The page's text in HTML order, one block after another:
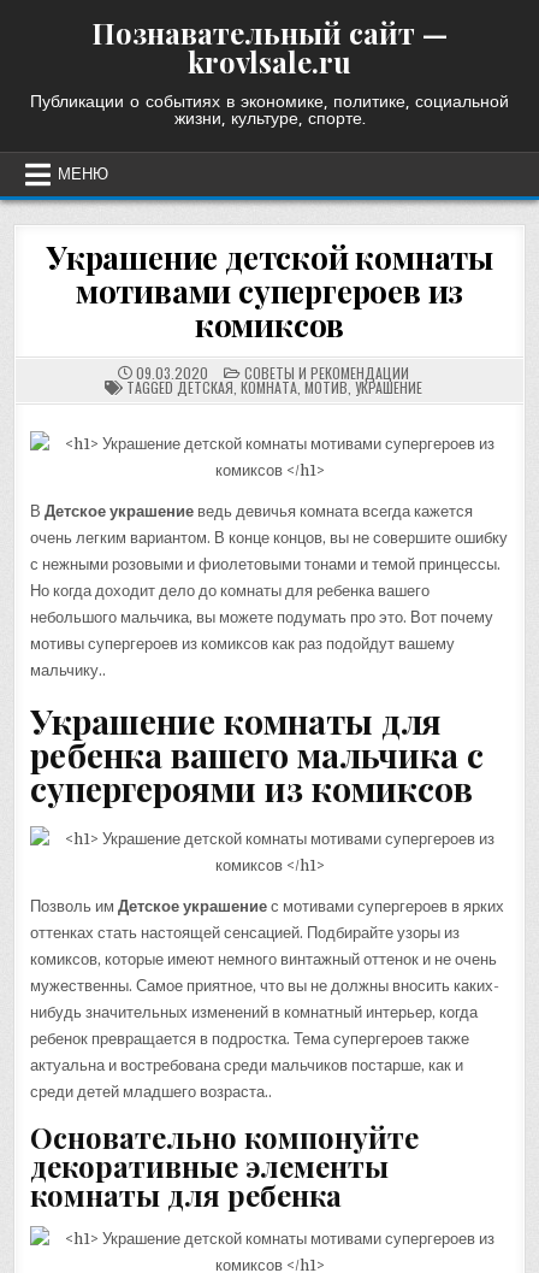
Познавательный сайт —
krovlsale.ru
Публикации о событиях в экономике, политике, социальной
жизни, культуре, спорте.
МЕНЮ
Украшение детской комнаты
мотивами супергероев из
комиксов
09.03.2020 POSTED
IN
СОВЕТЫ И РЕКОМЕНДАЦИИ
TAGGED ДЕТСКАЯ КОМНАТА МОТИВ УКРАШЕНИЕ
ВДетское украшение ведь девичья комната всегда кажется
очень легким вариантом. В конце концов, вы не совершите ошибку
с нежными розовыми и фиолетовыми тонами и темой принцессы.
Но когда доходит дело до комнаты для ребенка вашего
небольшого мальчика, вы можете подумать про это. Вот почему
мотивы супергероев из комиксов как раз подойдут вашему
мальчику..
Украшение комнаты для
ребенка вашего мальчика с
супергероями из комиксов
Позволь имДетское украшение с мотивами супергероев в ярких
оттенках стать настоящей сенсацией. Подбирайте узоры из
комиксов, которые имеют немного винтажный оттенок и не очень
мужественны. Самое приятное, что вы не должны вносить каких-
нибудь значительных изменений в комнатный интерьер, когда
ребенок превращается в подростка. Тема супергероев также
актуальна и востребована среди мальчиков постарше, как и
среди детей младшего возраста..
Основательно компонуйте
декоративные элементы
комнаты для ребенка